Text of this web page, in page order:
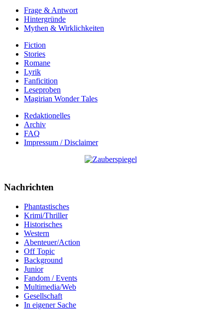
Frage & Antwort
Hintergründe
Mythen & Wirklichkeiten
Fiction
Stories
Romane
Lyrik
Fanficition
Leseproben
Magirian Wonder Tales
Redaktionelles
Archiv
FAQ
Impressum / Disclaimer
Nachrichten
Phantastisches
Krimi/Thriller
Historisches
Western
Abenteuer/Action
Off Topic
Background
Junior
Fandom / Events
Multimedia/Web
Gesellschaft
In eigener Sache